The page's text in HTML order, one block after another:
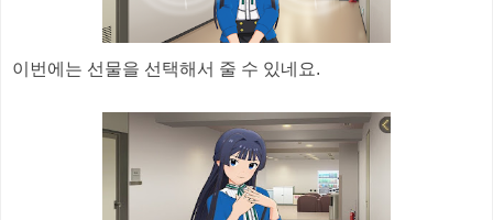
이번에는 선물을 선택해서 줄 수 있네요.